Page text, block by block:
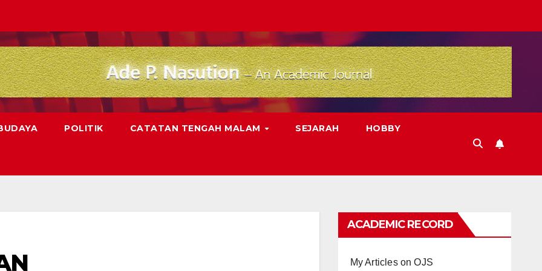
POLITIK CATATAN TENGAH MALAM SEJARAH HOBBY
ACADEMIC RECORD
My Articles on OJS